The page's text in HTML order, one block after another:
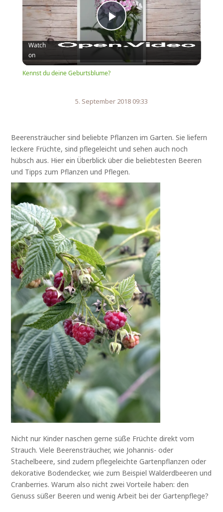
Play
Video
Watch
on
Kennst du deine Geburtsblume?
5. September 2018 09:33
Beerensträucher sind beliebte Pflanzen im Garten. Sie liefern
leckere Früchte, sind pflegeleicht und sehen auch noch
hübsch aus. Hier ein Überblick über die beliebtesten Beeren
und Tipps zum Pflanzen und Pflegen.
Nicht nur Kinder naschen gerne süße Früchte direkt vom
Strauch. Viele Beerensträucher, wie Johannis- oder
Stachelbeere, sind zudem pflegeleichte Gartenpflanzen oder
dekorative Bodendecker, wie zum Beispiel Walderdbeeren und
Cranberries. Warum also nicht zwei Vorteile haben: den
Genuss süßer Beeren und wenig Arbeit bei der Gartenpflege?